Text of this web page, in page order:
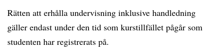
Rätten att erhålla undervisning inklusive handledning
gäller endast under den tid som kurstillfället pågår som
studenten har registrerats på.